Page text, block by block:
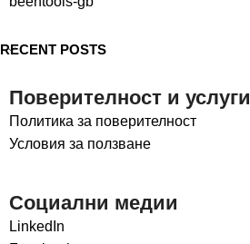
RECENT POSTS
Поверителност и услуги
Политика за поверителност
Условия за ползване
Социални медии
LinkedIn